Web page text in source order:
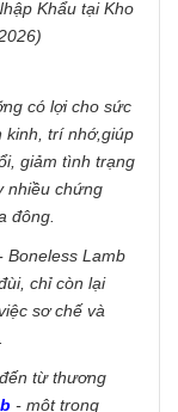
Khẩu tại Kho
có lợi cho sức
kinh, trí nhớ,giúp
giảm tình trạng
nhiều chứng
đông.
Boneless Lamb
chỉ còn lại
sơ chế và
từ thương
- một trong